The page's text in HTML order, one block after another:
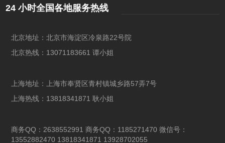
24 小时全国各地服务热线
北京地址：北京市海淀区冷泉路22号院
北京热线：13071183661 谭小姐
上海地址：上海市奉贤区青村镇城乡路57弄7号
上海热线：13818341871 耿小姐
商务QQ：2638552991 商务QQ：1185271470 微信号：
13552882470 13818341871 13928702055